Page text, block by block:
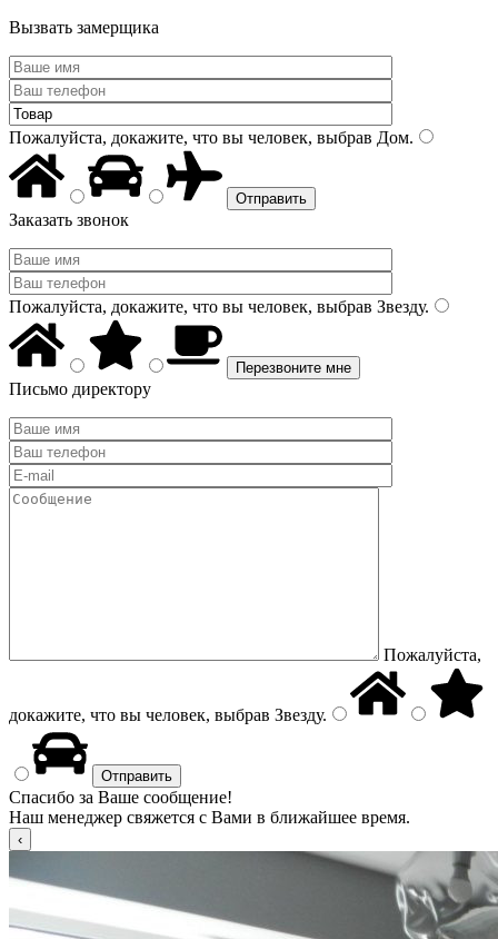
Вызвать замерщика
Пожалуйста, докажите, что вы человек, выбрав Дом.
Заказать звонок
Пожалуйста, докажите, что вы человек, выбрав Звезду.
Письмо директору
Пожалуйста,
докажите, что вы человек, выбрав Звезду.
Спасибо за Ваше сообщение!
Наш менеджер свяжется с Вами в ближайшее время.